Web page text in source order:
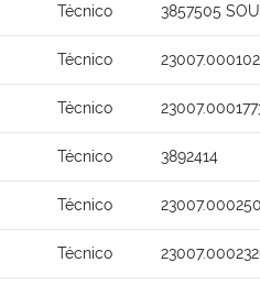
Técnico 3857505
Técnico
Técnico
Técnico 3892414
Técnico
Técnico